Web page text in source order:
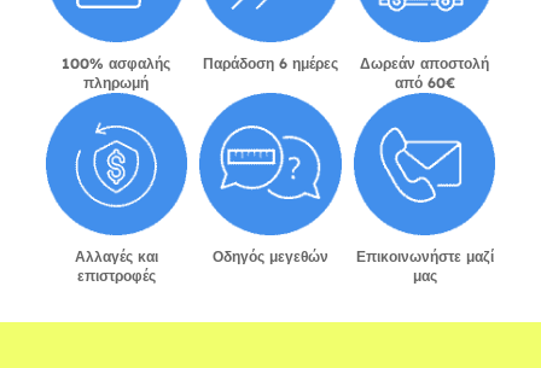
100% ασφαλής
πληρωμή
Παράδοση 6 ημέρες
Δωρεάν αποστολή
από 60€
Αλλαγές και
επιστροφές
Οδηγός μεγεθών
Επικοινωνήστε μαζί
μας